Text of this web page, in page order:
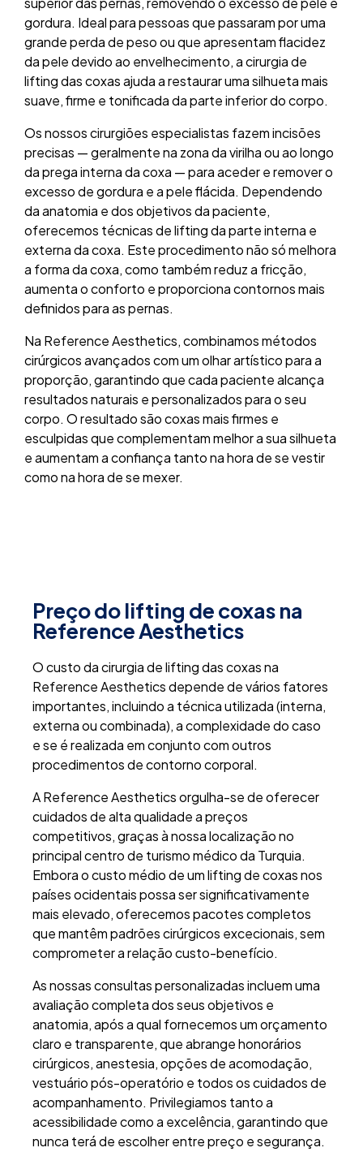
gordura. Ideal para pessoas que passaram por uma
grande perda de peso ou que apresentam flacidez
da pele devido ao envelhecimento, a cirurgia de
lifting das coxas ajuda a restaurar uma silhueta mais
suave, firme e tonificada da parte inferior do corpo.
Os nossos cirurgiões especialistas fazem incisões
precisas — geralmente na zona da virilha ou ao longo
da prega interna da coxa — para aceder e remover o
excesso de gordura e a pele flácida. Dependendo
da anatomia e dos objetivos da paciente,
oferecemos técnicas de lifting da parte interna e
externa da coxa. Este procedimento não só melhora
a forma da coxa, como também reduz a fricção,
aumenta o conforto e proporciona contornos mais
definidos para as pernas.
Na Reference Aesthetics, combinamos métodos
cirúrgicos avançados com um olhar artístico para a
proporção, garantindo que cada paciente alcança
resultados naturais e personalizados para o seu
corpo. O resultado são coxas mais firmes e
esculpidas que complementam melhor a sua silhueta
e aumentam a confiança tanto na hora de se vestir
como na hora de se mexer.
Preço do lifting de coxas na
Reference Aesthetics
O custo da cirurgia de lifting das coxas na
Reference Aesthetics depende de vários fatores
importantes, incluindo a técnica utilizada (interna,
externa ou combinada), a complexidade do caso
e se é realizada em conjunto com outros
procedimentos de contorno corporal.
A Reference Aesthetics orgulha-se de oferecer
cuidados de alta qualidade a preços
competitivos, graças à nossa localização no
principal centro de turismo médico da Turquia.
Embora o custo médio de um lifting de coxas nos
países ocidentais possa ser significativamente
mais elevado, oferecemos pacotes completos
que mantêm padrões cirúrgicos excecionais, sem
comprometer a relação custo-benefício.
As nossas consultas personalizadas incluem uma
avaliação completa dos seus objetivos e
anatomia, após a qual fornecemos um orçamento
claro e transparente, que abrange honorários
cirúrgicos, anestesia, opções de acomodação,
vestuário pós-operatório e todos os cuidados de
acompanhamento. Privilegiamos tanto a
acessibilidade como a excelência, garantindo que
nunca terá de escolher entre preço e segurança.